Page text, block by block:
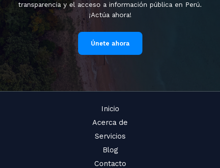
transparencia y el acceso a información pública en Perú.
¡Actúa ahora!
Únete ahora
Inicio
Acerca de
Servicios
Blog
Contacto